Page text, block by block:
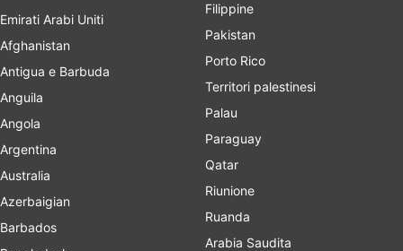
Emirati Arabi Uniti
Afghanistan
Antigua e Barbuda
Anguila
Angola
Argentina
Australia
Azerbaigian
Barbados
Filippine
Pakistan
Porto Rico
Territori palestinesi
Palau
Paraguay
Qatar
Riunione
Ruanda
Arabia Saudita